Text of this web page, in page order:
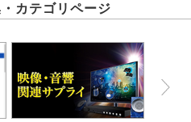
カテゴリページ